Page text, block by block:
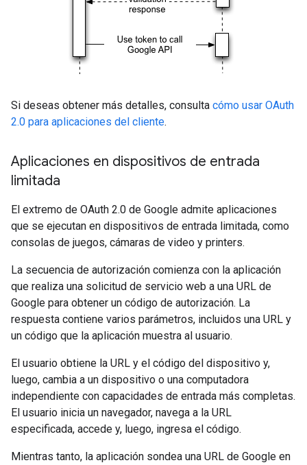
Si deseas obtener más detalles, consulta cómo usar OAuth
2.0 para aplicaciones del cliente.
Aplicaciones en dispositivos de entrada
limitada
El extremo de OAuth 2.0 de Google admite aplicaciones
que se ejecutan en dispositivos de entrada limitada, como
consolas de juegos, cámaras de video y printers.
La secuencia de autorización comienza con la aplicación
que realiza una solicitud de servicio web a una URL de
Google para obtener un código de autorización. La
respuesta contiene varios parámetros, incluidos una URL y
un código que la aplicación muestra al usuario.
El usuario obtiene la URL y el código del dispositivo y,
luego, cambia a un dispositivo o una computadora
independiente con capacidades de entrada más completas.
El usuario inicia un navegador, navega a la URL
especificada, accede y, luego, ingresa el código.
Mientras tanto, la aplicación sondea una URL de Google en